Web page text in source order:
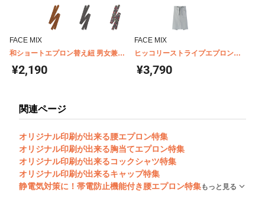
FACE MIX
和ショートエプロン替え紐 男女兼用
FACEMIX FA9321
¥2,190
FACE MIX
ヒッコリーストライプエプロン
FK7062
¥3,790
関連ページ
オリジナル印刷が出来る腰エプロン特集
オリジナル印刷が出来る胸当てエプロン特集
オリジナル印刷が出来るコックシャツ特集
オリジナル印刷が出来るキャップ特集
静電気対策に！帯電防止機能付き腰エプロン特集もっと見る